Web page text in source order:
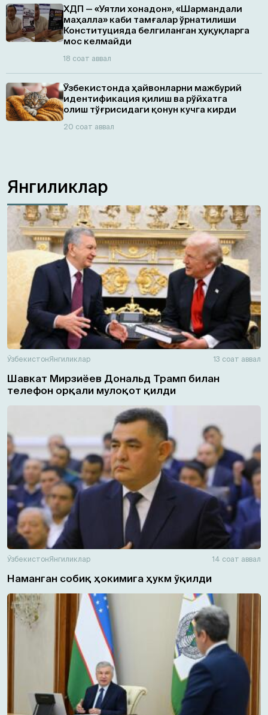
ХДП — «Уятли хонадон», «Шармандали
маҳалла» каби тамғалар ўрнатилиши
Конституцияда белгиланган ҳуқуқларга
мос келмайди
18 соат аввал
Ўзбекистонда ҳайвонларни мажбурий
идентификация қилиш ва рўйхатга
олиш тўғрисидаги қонун кучга кирди
20 соат аввал
Янгиликлар
ЎзбекистонЯнгиликлар 13 соат аввал
Шавкат Мирзиёев Дональд Трамп билан
телефон орқали мулоқот қилди
ЎзбекистонЯнгиликлар 14 соат аввал
Наманган собиқ ҳокимига ҳукм ўқилди